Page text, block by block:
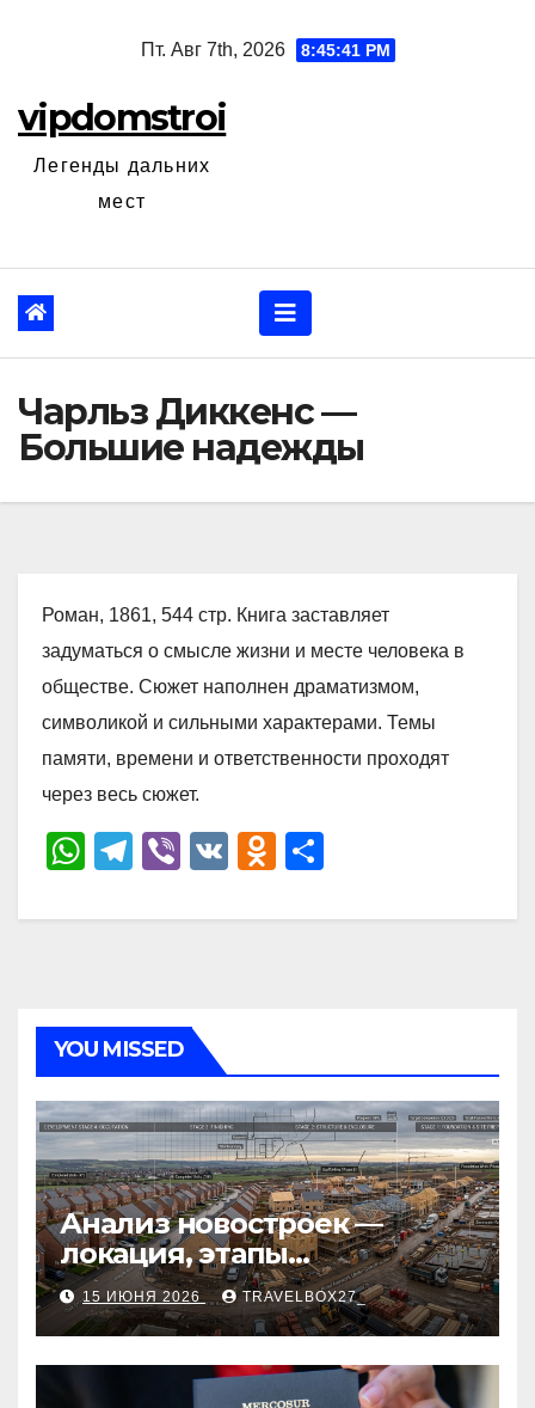
Пт. Авг 7th, 2026 8:45:42 PM
vipdomstroi
Легенды дальних
мест
Чарльз Диккенс —
Большие надежды
Роман, 1861, 544 стр. Книга заставляет
задуматься о смысле жизни и месте человека в
обществе. Сюжет наполнен драматизмом,
символикой и сильными характерами. Темы
памяти, времени и ответственности проходят
через весь сюжет.
W
at
p
p
T
e
m
Vi
er
V
O
n
ss
ni
ki
р
ть
YOU MISSED
Анализ новостроек —
локация, этапы
строительства, проверка
застройщика, сценарии
оформления сделки и
рыночные ориентиры
15 ИЮНЯ 2026 TRAVELBOX27_